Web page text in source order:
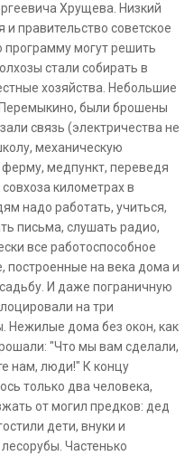
Хрущева. Низкий
и правительство советское
могут решить
стали собирать в
хозяйства. Небольшие
были брошены
связь (электричества не
механическую
медпункт, переведя
километрах в
надо работать, учиться,
письма, слушать радио,
все работоспособное
построенные на века дома и
И даже пограничную
на три
Нежилые дома без окон, как
"Что мы вам сделали,
нам, люди!" К концу
только два человека,
от могил предков: дед
дети, внуки и
Частенько